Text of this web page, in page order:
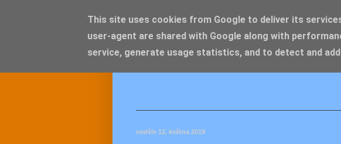
JEMELIK
neděle 12. května 2019
This site uses cookies from Google to deliver its
user-agent are shared with Google along with
service, generate usage statistics, and to detect and